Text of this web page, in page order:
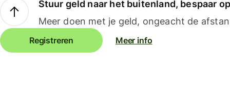
Stuur geld naar het buitenland, bespaar
Meer doen met je geld, ongeacht de
Registreren Meer info